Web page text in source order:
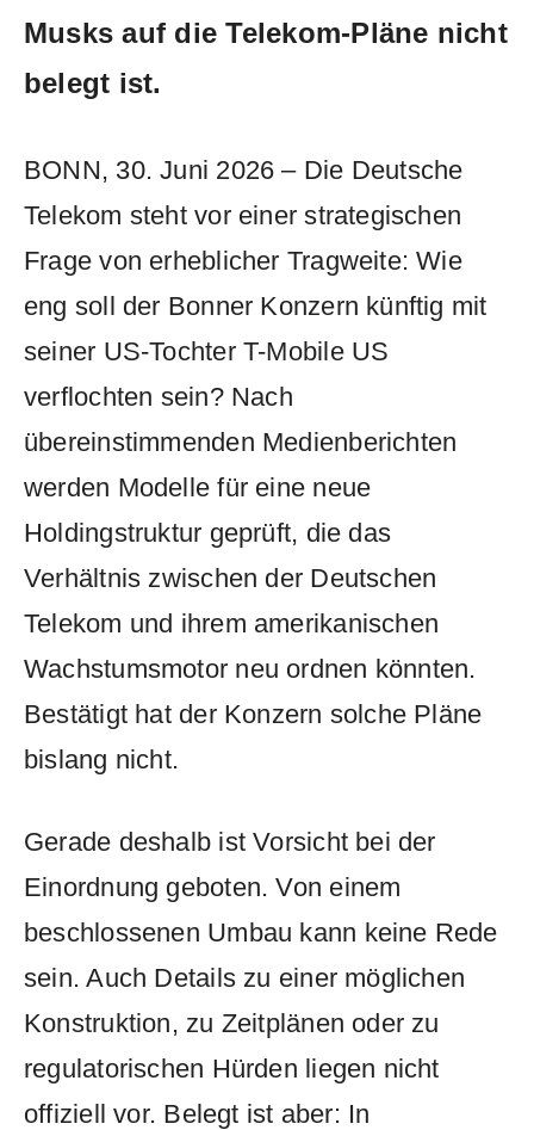
Musks auf die Telekom-Pläne nicht
belegt ist.
BONN, 30. Juni 2026 – Die Deutsche
Telekom steht vor einer strategischen
Frage von erheblicher Tragweite: Wie
eng soll der Bonner Konzern künftig mit
seiner US-Tochter T-Mobile US
verflochten sein? Nach
übereinstimmenden Medienberichten
werden Modelle für eine neue
Holdingstruktur geprüft, die das
Verhältnis zwischen der Deutschen
Telekom und ihrem amerikanischen
Wachstumsmotor neu ordnen könnten.
Bestätigt hat der Konzern solche Pläne
bislang nicht.
Gerade deshalb ist Vorsicht bei der
Einordnung geboten. Von einem
beschlossenen Umbau kann keine Rede
sein. Auch Details zu einer möglichen
Konstruktion, zu Zeitplänen oder zu
regulatorischen Hürden liegen nicht
offiziell vor. Belegt ist aber: In